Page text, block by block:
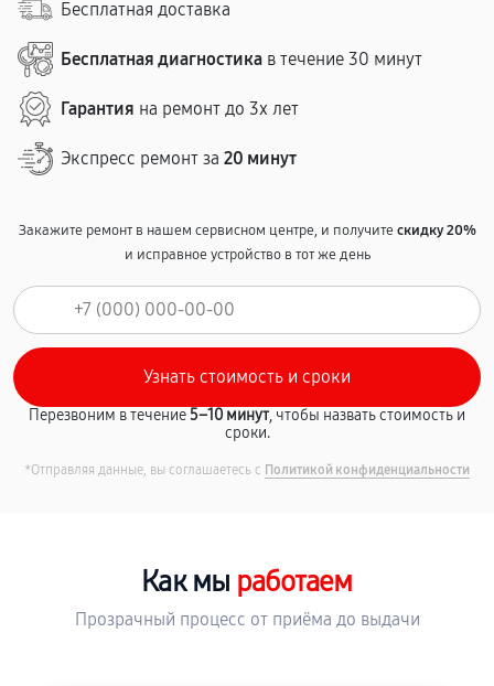
Бесплатная доставка
Бесплатная диагностика в течение 30 минут
Гарантия на ремонт до 3х лет
Экспресс ремонт за 20 минут
Закажите ремонт в нашем сервисном центре, и получитескидку 20%
и исправное устройство в тот же день
Перезвоним в течение5–10 минут, чтобы назвать стоимость и
сроки.
*Отправляя данные, вы соглашаетесь с Политикой конфиденциальности
Как мы работаем
Прозрачный процесс от приёма до выдачи